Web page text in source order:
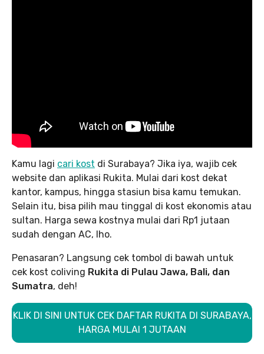
Kamu lagi cari kost di Surabaya? Jika iya, wajib cek
website dan aplikasi Rukita. Mulai dari kost dekat
kantor, kampus, hingga stasiun bisa kamu temukan.
Selain itu, bisa pilih mau tinggal di kost ekonomis atau
sultan. Harga sewa kostnya mulai dari Rp1 jutaan
sudah dengan AC, lho.
Penasaran? Langsung cek tombol di bawah untuk
cek kost coliving Rukita di Pulau Jawa, Bali, dan
Sumatra, deh!
KLIK DI SINI UNTUK CEK DAFTAR RUKITA DI SURABAYA,
HARGA MULAI 1 JUTAAN